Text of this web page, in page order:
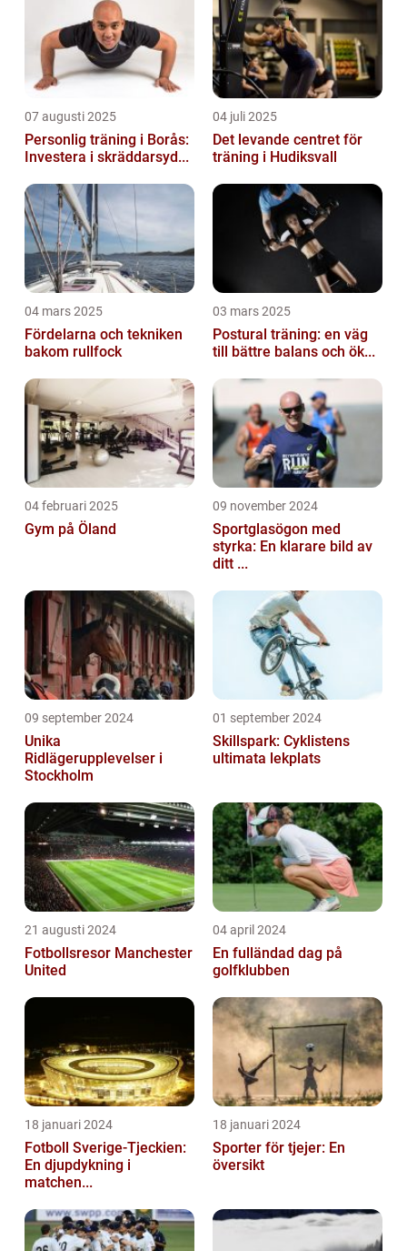
07 augusti 2025
Personlig träning i Borås:
Investera i skräddarsyd...
04 juli 2025
Det levande centret för
träning i Hudiksvall
04 mars 2025
Fördelarna och tekniken
bakom rullfock
03 mars 2025
Postural träning: en väg
till bättre balans och ök...
04 februari 2025
Gym på Öland
09 november 2024
Sportglasögon med
styrka: En klarare bild av
ditt ...
09 september 2024
Unika
Ridlägerupplevelser i
Stockholm
01 september 2024
Skillspark: Cyklistens
ultimata lekplats
21 augusti 2024
Fotbollsresor Manchester
United
04 april 2024
En fulländad dag på
golfklubben
18 januari 2024
Fotboll Sverige-Tjeckien:
En djupdykning i
matchen...
18 januari 2024
Sporter för tjejer: En
översikt